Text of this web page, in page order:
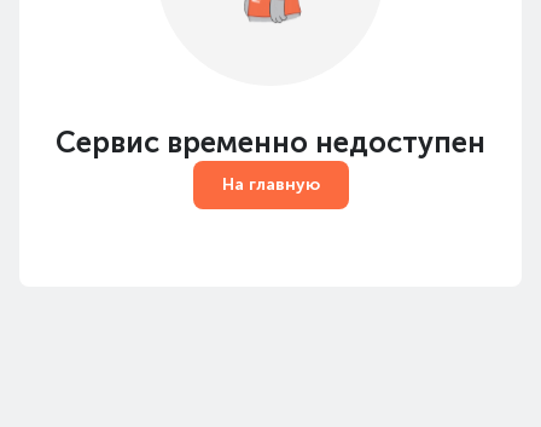
Сервис временно недоступен
На главную